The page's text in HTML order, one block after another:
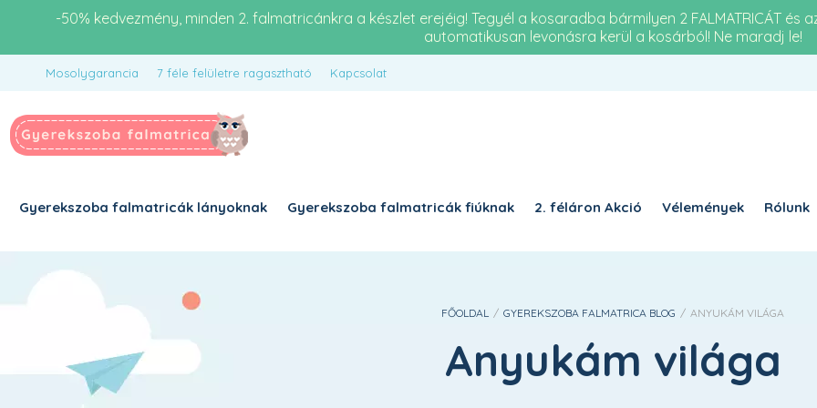
-50% kedvezmény, minden 2. falmatricánkra a készlet erejéig! Tegyél a kosaradba bármilyen 2 FALMATRICÁT és
automatikusan levonásra kerül a kosárból! Ne maradj le!
Mosolygarancia 7 féle felületre ragasztható Kapcsolat
Gyerekszoba falmatricák lányoknak Gyerekszoba falmatricák fiúknak 2. féláron Akció Vélemények Rólunk
FŐOLDAL / GYEREKSZOBA FALMATRICA BLOG / ANYUKÁM VILÁGA
Anyukám világa